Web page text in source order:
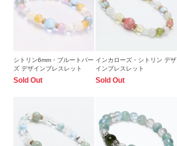
シトリン6mm・ブルートパー
ズ デザインブレスレット
Sold Out
インカローズ・シトリン デザ
インブレスレット
Sold Out